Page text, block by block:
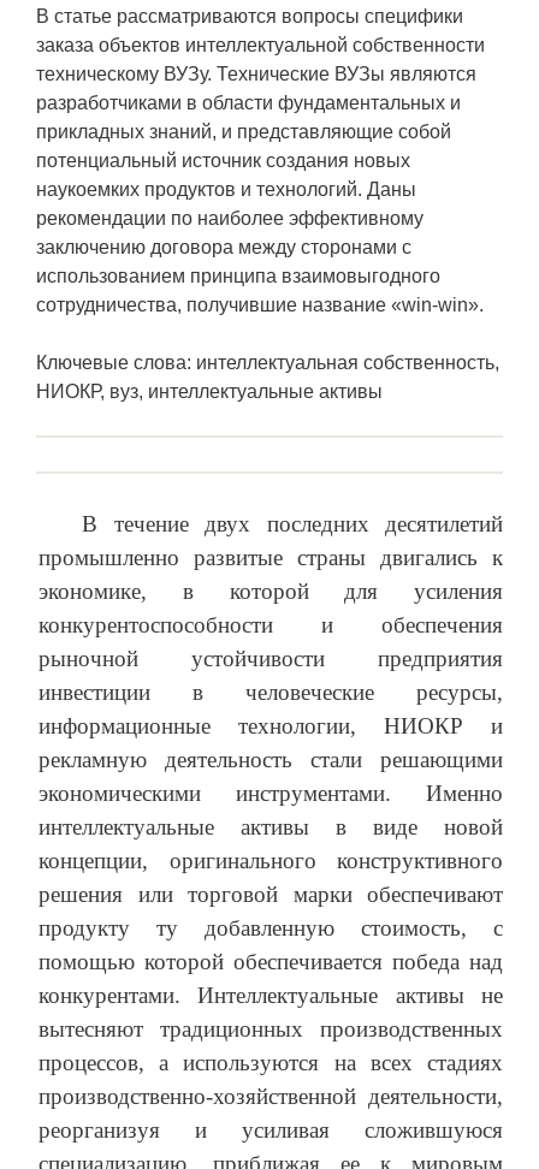
В статье рассматриваются вопросы специфики
заказа объектов интеллектуальной собственности
техническому ВУЗу. Технические ВУЗы являются
разработчиками в области фундаментальных и
прикладных знаний, и представляющие собой
потенциальный источник создания новых
наукоемких продуктов и технологий. Даны
рекомендации по наиболее эффективному
заключению договора между сторонами с
использованием принципа взаимовыгодного
сотрудничества, получившие название «win-win».
Ключевые слова: интеллектуальная собственность,
НИОКР, вуз, интеллектуальные активы
В течение двух последних десятилетий
промышленно развитые страны двигались к
экономике, в которой для усиления
конкурентоспособности и обеспечения
рыночной устойчивости предприятия
инвестиции в человеческие ресурсы,
информационные технологии, НИОКР и
рекламную деятельность стали решающими
экономическими инструментами. Именно
интеллектуальные активы в виде новой
концепции, оригинального конструктивного
решения или торговой марки обеспечивают
продукту ту добавленную стоимость, с
помощью которой обеспечивается победа над
конкурентами. Интеллектуальные активы не
вытесняют традиционных производственных
процессов, а используются на всех стадиях
производственно-хозяйственной деятельности,
реорганизуя и усиливая сложившуюся
специализацию, приближая ее к мировым